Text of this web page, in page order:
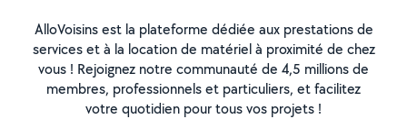
AlloVoisins est la plateforme dédiée aux prestations de
services et à la location de matériel à proximité de chez
vous ! Rejoignez notre communauté de 4,5 millions de
membres, professionnels et particuliers, et facilitez
votre quotidien pour tous vos projets !